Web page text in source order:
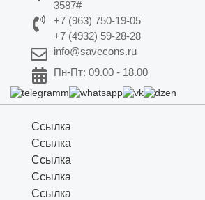
3587#
+7 (963) 750-19-05
+7 (4932) 59-28-28
info@savecons.ru
Пн-Пт: 09.00 - 18.00
Ссылка
Ссылка
Ссылка
Ссылка
Ссылка